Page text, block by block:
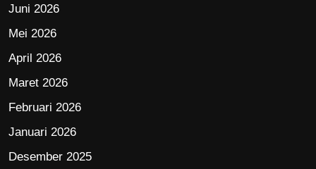
Juni 2026
Mei 2026
April 2026
Maret 2026
Februari 2026
Januari 2026
Desember 2025